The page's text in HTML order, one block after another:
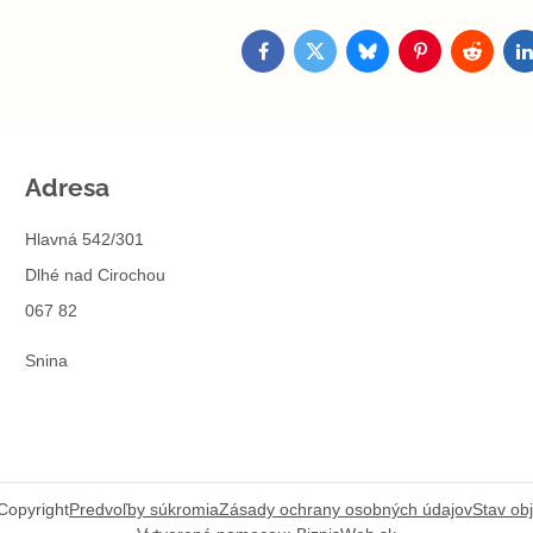
FacebookTwitterBlueskyPinterestReddit
Adresa
Hlavná 542/301
Dlhé nad Cirochou
067 82
Snina
Predvoľby súkromiaZásady ochrany osobných údajovStav